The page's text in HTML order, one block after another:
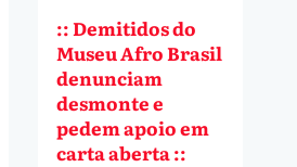
:: Demitidos do
Museu Afro Brasil
denunciam
desmonte e
pedem apoio em
carta aberta ::